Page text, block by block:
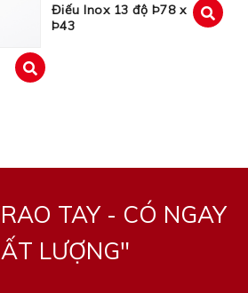
Điếu Inox 13 độ Þ78 x
Þ43
TAY - CÓ NGAY
LƯỢNG"